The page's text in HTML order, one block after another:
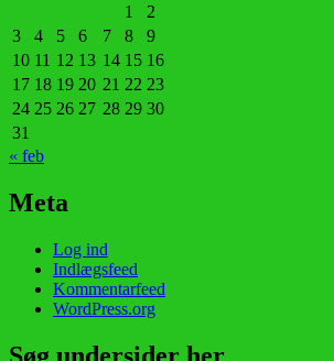
1
2
3
4 5 6 7 8
9
10 11 12 13 14 15 16
17 18 19 20 21 22 23
24 25 26 27 28 29 30
31
« feb
Meta
Log ind
Indlægsfeed
Kommentarfeed
WordPress.org
Søg undersider her